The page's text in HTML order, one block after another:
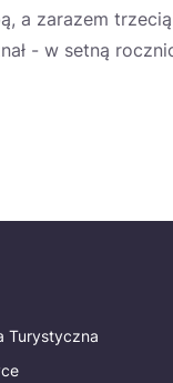
a zarazem
- w setną
Turystyczna